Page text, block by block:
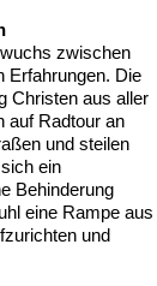
zwischen
Erfahrungen. Die
Christen aus aller
auf Radtour an
und steilen
ein
Behinderung
eine Rampe aus
und